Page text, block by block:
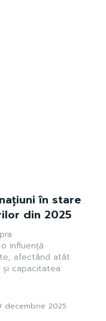
în stare
din 2025
influență
afectând atât
și capacitatea
decembrie 2025